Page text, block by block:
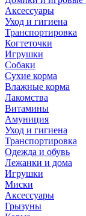
Аксессуары
Уход и гигиена
Транспортировка
Когтеточки
Игрушки
Собаки
Сухие корма
Влажные корма
Лакомства
Витамины
Амуниция
Уход и гигиена
Транспортировка
Одежда и обувь
Лежанки и дома
Игрушки
Миски
Аксессуары
Грызуны